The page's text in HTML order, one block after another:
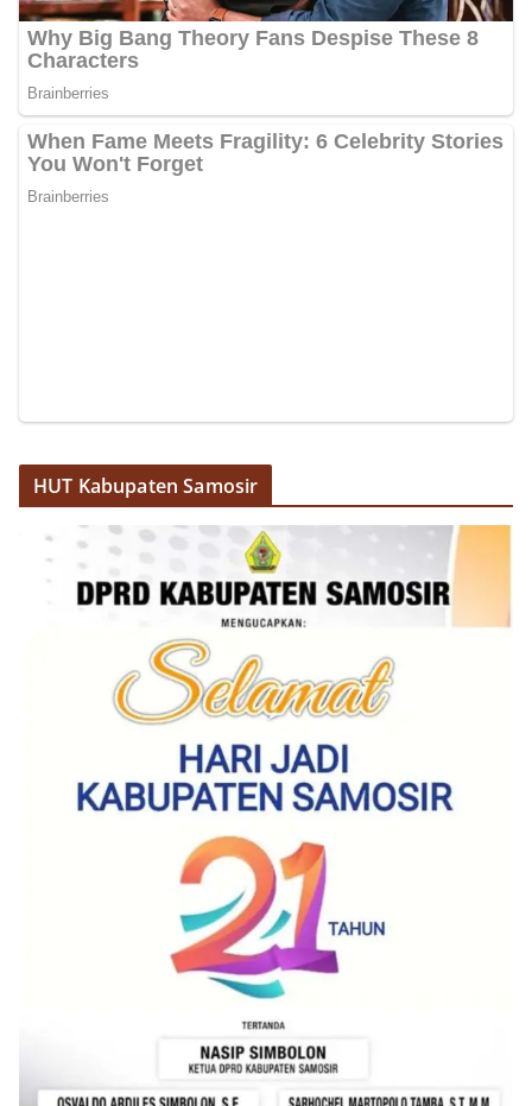
HUT Kabupaten Samosir